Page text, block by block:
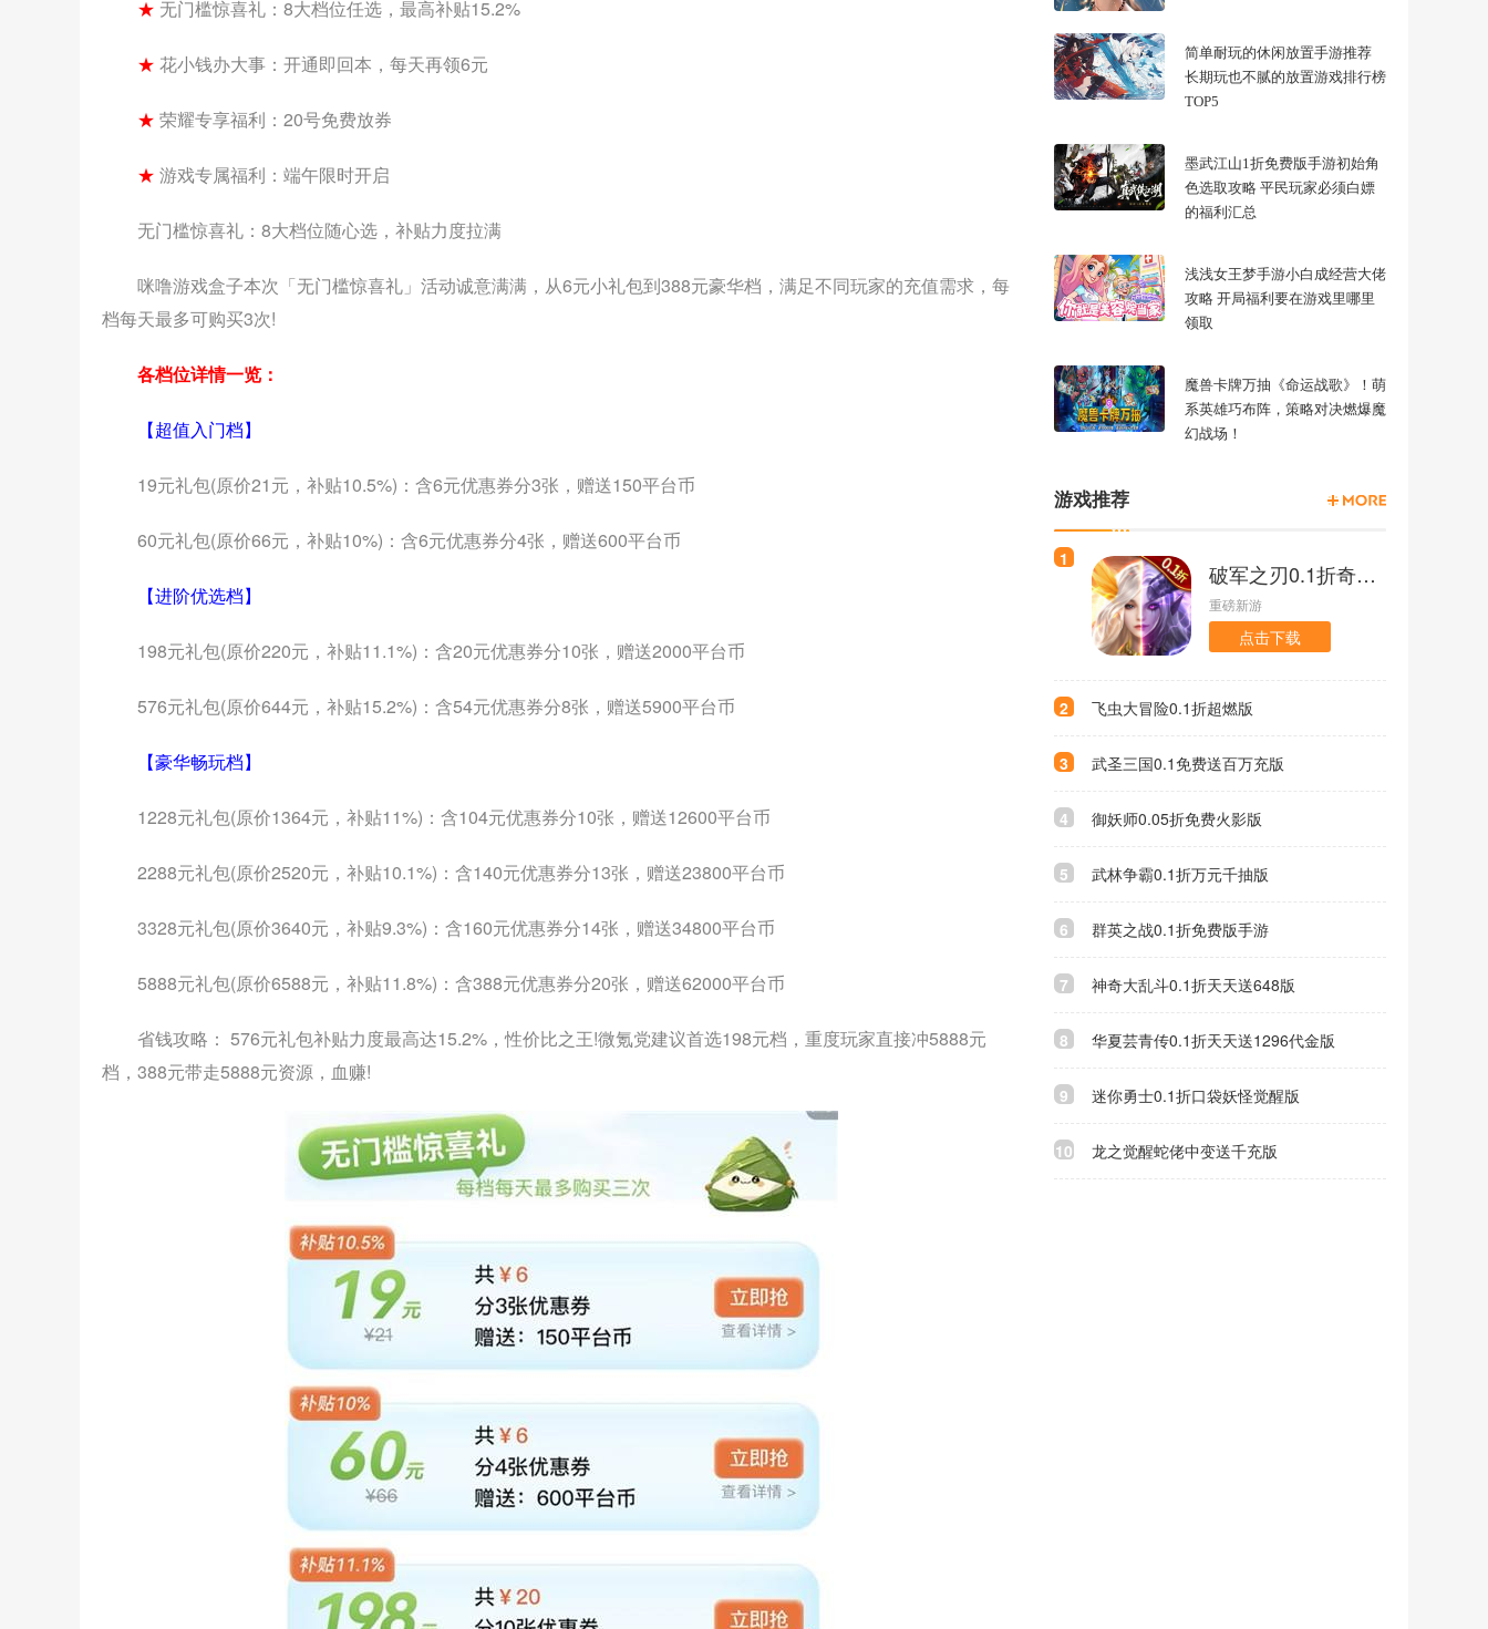
★ 无门槛惊喜礼：8大档位任选，最高补贴15.2%
★ 花小钱办大事：开通即回本，每天再领6元
★ 荣耀专享福利：20号免费放券
★ 游戏专属福利：端午限时开启
无门槛惊喜礼：8大档位随心选，补贴力度拉满
咪噜游戏盒子本次「无门槛惊喜礼」活动诚意满满，从6元小礼包到388元豪华档，满足不同玩家的充值需求，每
档每天最多可购买3次!
各档位详情一览：
【超值入门档】
19元礼包(原价21元，补贴10.5%)：含6元优惠券分3张，赠送150平台币
60元礼包(原价66元，补贴10%)：含6元优惠券分4张，赠送600平台币
【进阶优选档】
198元礼包(原价220元，补贴11.1%)：含20元优惠券分10张，赠送2000平台币
576元礼包(原价644元，补贴15.2%)：含54元优惠券分8张，赠送5900平台币
【豪华畅玩档】
1228元礼包(原价1364元，补贴11%)：含104元优惠券分10张，赠送12600平台币
2288元礼包(原价2520元，补贴10.1%)：含140元优惠券分13张，赠送23800平台币
3328元礼包(原价3640元，补贴9.3%)：含160元优惠券分14张，赠送34800平台币
5888元礼包(原价6588元，补贴11.8%)：含388元优惠券分20张，赠送62000平台币
省钱攻略： 576元礼包补贴力度最高达15.2%，性价比之王!微氪党建议首选198元档，重度玩家直接冲5888元
档，388元带走5888元资源，血赚!
简单耐玩的休闲放置手游推荐
长期玩也不腻的放置游戏排行榜
TOP5
墨武江山1折免费版手游初始角
色选取攻略 平民玩家必须白嫖
的福利汇总
浅浅女王梦手游小白成经营大佬
攻略 开局福利要在游戏里哪里
领取
魔兽卡牌万抽《命运战歌》！萌
系英雄巧布阵，策略对决燃爆魔
幻战场！
游戏推荐
1
破军之刃0.1折奇幻大陆版
重磅新游
点击下载
2 飞虫大冒险0.1折超燃版
3 武圣三国0.1免费送百万充版
4 御妖师0.05折免费火影版
5 武林争霸0.1折万元千抽版
6 群英之战0.1折免费版手游
7 神奇大乱斗0.1折天天送648版
8 华夏芸青传0.1折天天送1296代金版
9 迷你勇士0.1折口袋妖怪觉醒版
10 龙之觉醒蛇佬中变送千充版